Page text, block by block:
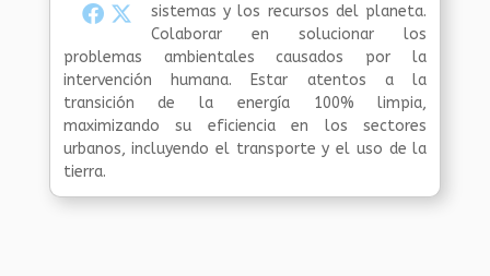
sistemas y los recursos del planeta.
Colaborar en solucionar los
problemas ambientales causados por la
intervención humana. Estar atentos a la
transición de la energía 100% limpia,
maximizando su eficiencia en los sectores
urbanos, incluyendo el transporte y el uso de la
tierra.